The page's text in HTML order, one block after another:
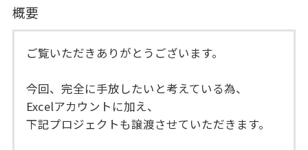
概要
ご覧いただきありがとうございます。
今回、完全に手放したいと考えている為、
Excelアカウントに加え、
下記プロジェクトも譲渡させていただきます。